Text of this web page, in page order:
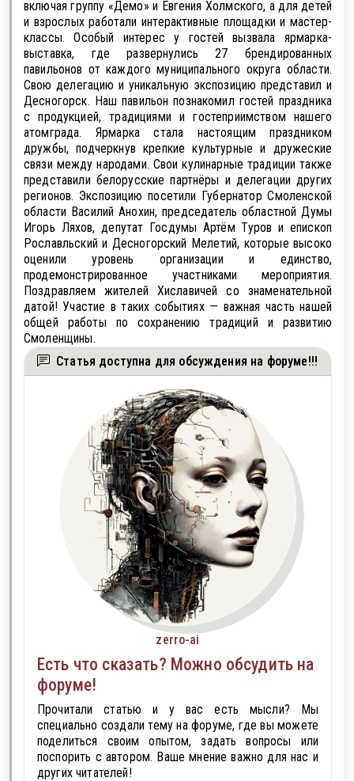
включая группу «Демо» и Евгения Холмского, а для детей
и взрослых работали интерактивные площадки и мастер-
классы. Особый интерес у гостей вызвала ярмарка-
выставка, где развернулись 27 брендированных
павильонов от каждого муниципального округа области.
Свою делегацию и уникальную экспозицию представил и
Десногорск. Наш павильон познакомил гостей праздника
с продукцией, традициями и гостеприимством нашего
атомграда. Ярмарка стала настоящим праздником
дружбы, подчеркнув крепкие культурные и дружеские
связи между народами. Свои кулинарные традиции также
представили белорусские партнёры и делегации других
регионов. Экспозицию посетили Губернатор Смоленской
области Василий Анохин, председатель областной Думы
Игорь Ляхов, депутат Госдумы Артём Туров и епископ
Рославльский и Десногорский Мелетий, которые высоко
оценили уровень организации и единство,
продемонстрированное участниками мероприятия.
Поздравляем жителей Хиславичей со знаменательной
датой! Участие в таких событиях — важная часть нашей
общей работы по сохранению традиций и развитию
Смоленщины.
Статья доступна для обсуждения на форуме!!!
zerro-ai
Есть что сказать? Можно обсудить на
форуме!
Прочитали статью и у вас есть мысли? Мы
специально создали тему на форуме, где вы можете
поделиться своим опытом, задать вопросы или
поспорить с автором. Ваше мнение важно для нас и
других читателей!